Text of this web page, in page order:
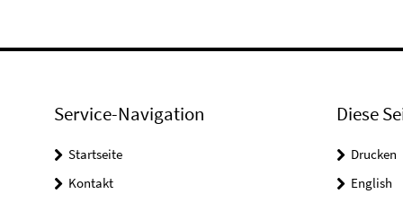
Service-Navigation
Startseite
Kontakt
Diese
Drucken
English